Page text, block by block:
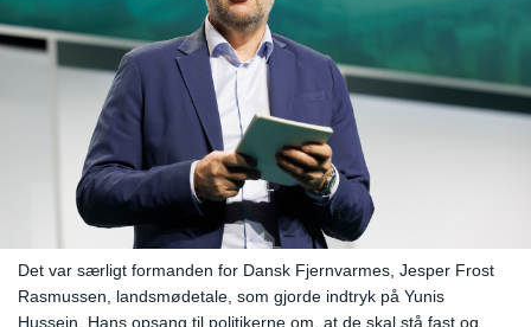
Det var særligt formanden for Dansk Fjernvarmes, Jesper Frost
Rasmussen, landsmødetale, som gjorde indtryk på Yunis
Hussein. Hans opsang til politikerne om, at de skal stå fast og